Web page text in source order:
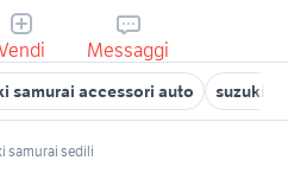
Messaggi
samurai accessori auto suzuki
samurai sedili